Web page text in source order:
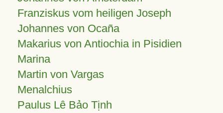
Franziskus vom heiligen Joseph
Johannes von Ocaña
Makarius von Antiochia in Pisidien
Marina
Martin von Vargas
Menalchius
Paulus Lê Bảo Tịnh